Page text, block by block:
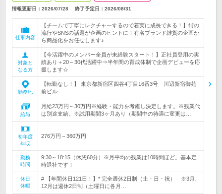
情報更新日：2026/07/28 終了予定日： 2026/08/31
仕事内容
【チームで丁寧にレクチャーするので着実に成長できる！】街の
流行やSNSの話題が企画のヒントに！有名ブランド雑貨の企画か
ら商品化をお任せします♪
対象と
なる方
【今活躍中のメンバー全員が未経験スタート！】正社員登用の実
績あり＋20～30代活躍中⇒半年間の育成体制で企画デビューを応
援します☆
勤務地
【転勤なし！】 東京都新宿区四谷4丁目16番3号 川辺新宿御苑
前ビル
給与
月給23万円～30万円※経験・能力を考慮し決定します。※残業代
は別途支給。※試用期間3ヶ月あり（期間中の待遇に変更は…
初年度
年収
276万円～360万円
勤務
時間
9:30～18:15（休憩60分）※月平均の残業は10時間ほど。基本定
時退社です！
休日
休暇
# 【年間休日121日！】* 完全週休2日制（土・日・祝） ※3月、
12月は週休2日制（土曜日に各月…